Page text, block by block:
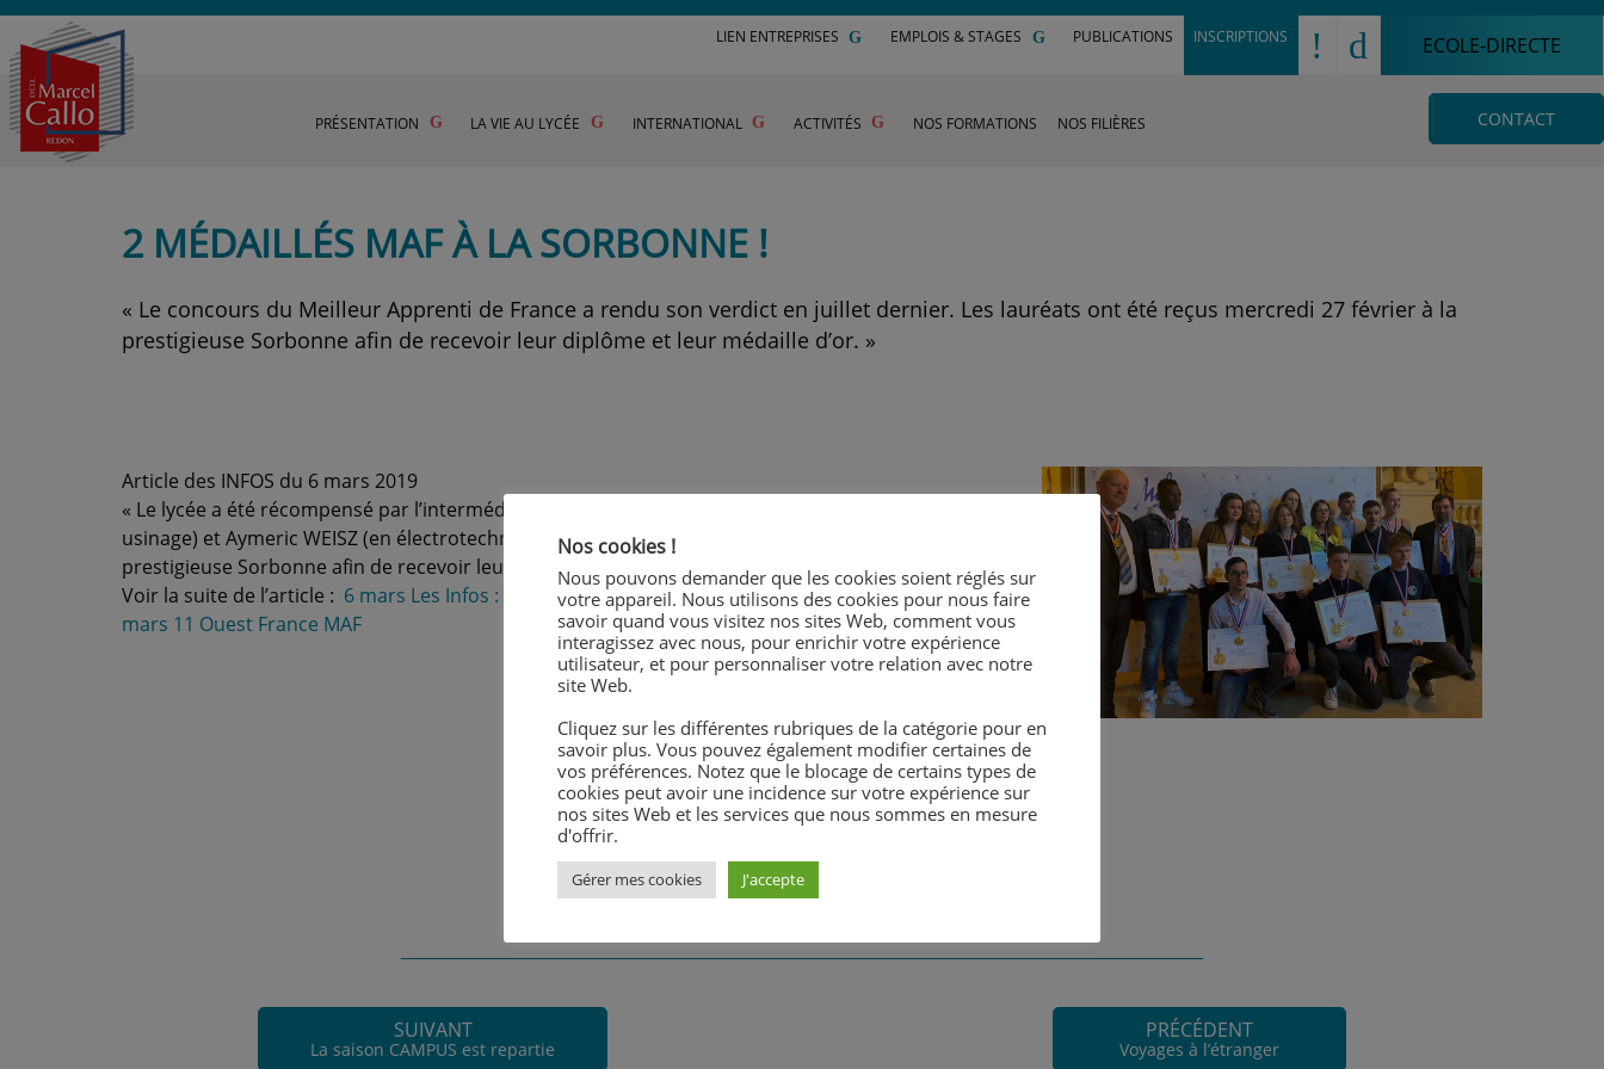
! d ECOLE-DIRECTE
LIEN ENTREPRISES EMPLOIS & STAGES PUBLICATIONS INSCRIPTIONS
CONTACT
PRÉSENTATION LA VIE AU LYCÉE INTERNATIONAL ACTIVITÉS NOS FORMATIONS NOS FILIÈRES
2 MÉDAILLÉS MAF À LA SORBONNE !
« Le concours du Meilleur Apprenti de France a rendu son verdict en juillet dernier. Les lauréats ont été reçus mercredi 27 février à la
prestigieuse Sorbonne afin de recevoir leur diplôme et leur médaille d’or. »
Article des INFOS du 6 mars 2019
« Le lycée a été récompensé par l’intermédiaire de deux de ses élèves : Florian GUYOT (en
usinage) et Aymeric WEISZ (en électrotechnique) ont été reçus mercredi 27 février à la
prestigieuse Sorbonne afin de recevoir leur diplôme et leur médaille d’or. «
Voir la suite de l’article : 6 mars Les Infos : MAF
mars 11 Ouest France MAF
SUIVANT
La saison CAMPUS est repartie
PRÉCÉDENT
Voyages à l’étranger
Nos cookies !
Nous pouvons demander que les cookies soient réglés sur
votre appareil. Nous utilisons des cookies pour nous faire
savoir quand vous visitez nos sites Web, comment vous
interagissez avec nous, pour enrichir votre expérience
utilisateur, et pour personnaliser votre relation avec notre
site Web.
Cliquez sur les différentes rubriques de la catégorie pour en
savoir plus. Vous pouvez également modifier certaines de
vos préférences. Notez que le blocage de certains types de
cookies peut avoir une incidence sur votre expérience sur
nos sites Web et les services que nous sommes en mesure
d'offrir.
Gérer mes cookies J'accepte